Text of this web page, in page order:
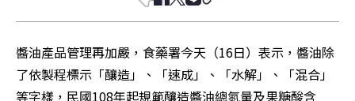
醬油產品管理再加嚴，食藥署今天（16日）表示，醬油除
了依製程標示「釀造」、「速成」、「水解」、「混合」
等字樣，民國108年起規範釀造醬油總氮量及果糖酸含